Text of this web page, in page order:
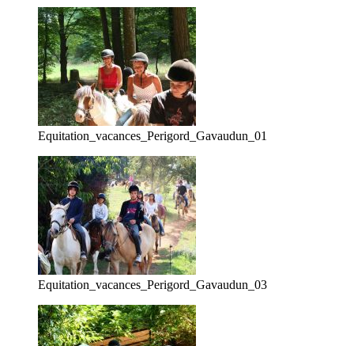
Equitation_vacances_Perigord_Gavaudun_01
Equitation_vacances_Perigord_Gavaudun_03